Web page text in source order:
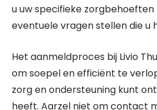
u uw specifieke
eventuele vragen stellen die u
Het aanmeldproces bij Livio
om soepel en efficiënt te
zorg en ondersteuning kunt
heeft. Aarzel niet om contact